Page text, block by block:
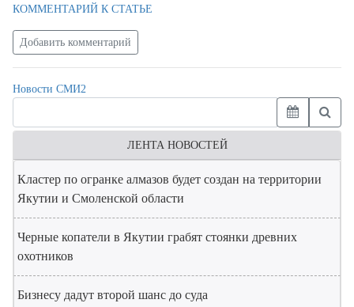
КОММЕНТАРИЙ К СТАТЬЕ
Добавить комментарий
Новости СМИ2
ЛЕНТА НОВОСТЕЙ
Кластер по огранке алмазов будет создан на территории
Якутии и Смоленской области
Черные копатели в Якутии грабят стоянки древних
охотников
Бизнесу дадут второй шанс до суда